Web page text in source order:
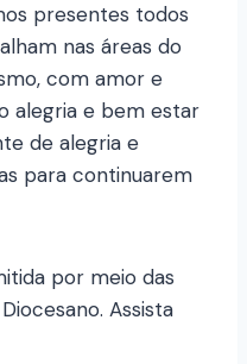
presentes todos
nas áreas do
com amor e
alegria e bem estar
de alegria e
para continuarem
por meio das
Assista